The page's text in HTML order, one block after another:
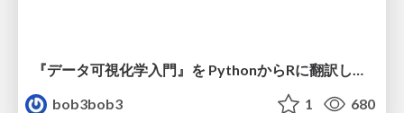
bob3bob3
1 680